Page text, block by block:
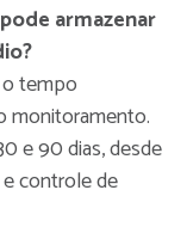
armazenar
tempo
monitoramento.
e 90 dias, desde
controle de